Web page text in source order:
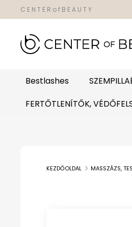
C E N T E R o f B E A U T Y
Bestlashes
FERTŐTLENÍTŐK,
KEZDŐOLDAL MASSZÁZS,